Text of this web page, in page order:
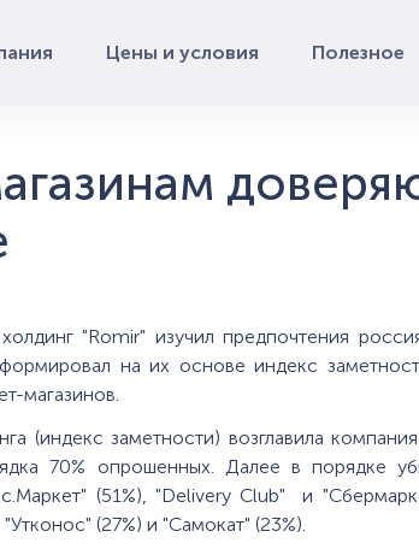
Цены и условия Полезное
"Romir" изучил предпочтения
на их основе индекс
магазинов.
(индекс заметности) возглавила
70% опрошенных. Далее в порядке
(51%), "Delivery Club" и
(27%) и "Самокат" (23%).